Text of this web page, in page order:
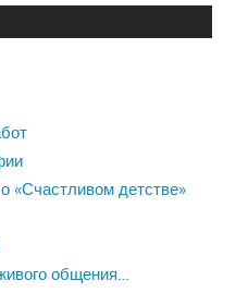
«Счастливом детстве»
общения…